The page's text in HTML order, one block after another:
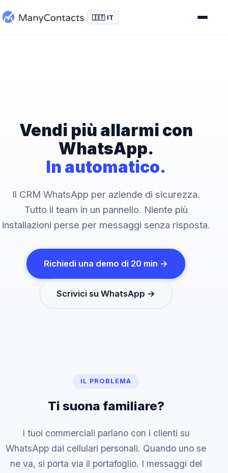
🇮🇹 IT
Vendi più allarmi con
WhatsApp.
In automatico.
Il CRM WhatsApp per aziende di sicurezza.
Tutto il team in un pannello. Niente più
installazioni perse per messaggi senza risposta.
Richiedi una demo di 20 min →
Scrivici su WhatsApp →
IL PROBLEMA
Ti suona familiare?
I tuoi commerciali parlano con i clienti su
WhatsApp dai cellulari personali. Quando uno se
ne va, si porta via il portafoglio. I messaggi del